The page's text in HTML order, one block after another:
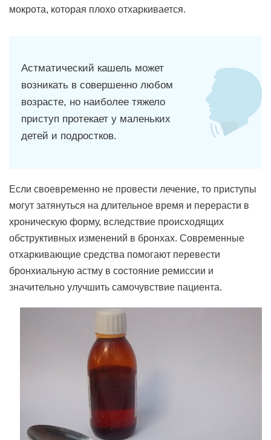
мокрота, которая плохо отхаркивается.
Астматический кашель может
возникать в совершенно любом
возрасте, но наиболее тяжело
приступ протекает у маленьких
детей и подростков.
Если своевременно не провести лечение, то приступы
могут затянуться на длительное время и перерасти в
хроническую форму, вследствие происходящих
обструктивных изменений в бронхах. Современные
отхаркивающие средства помогают перевести
бронхиальную астму в состояние ремиссии и
значительно улучшить самочувствие пациента.